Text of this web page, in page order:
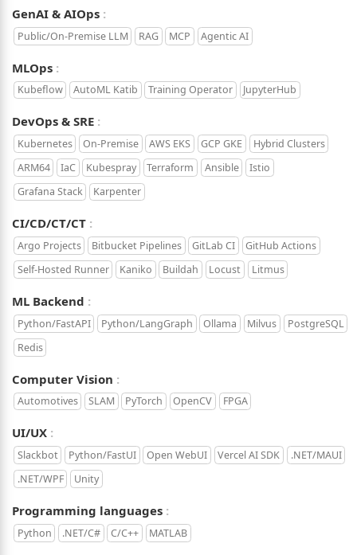
GenAI & AIOps
Public/On-Premise LLM RAG MCP Agentic AI
MLOps
Kubeflow AutoML Katib Training Operator JupyterHub
DevOps & SRE
Kubernetes On-Premise AWS EKS GCP GKE
Hybrid Clusters
ARM64
IaC Kubespray Terraform Ansible
Istio
Grafana Stack
Karpenter
CI/CD/CT/CT
Argo Projects Bitbucket Pipelines GitLab CI
GitHub Actions
Self-Hosted Runner
Kaniko Buildah Locust Litmus
ML Backend
Python/FastAPI Python/LangGraph Ollama Milvus
PostgreSQL
Redis
Computer Vision
Automotives SLAM PyTorch OpenCV FPGA
UI/UX
Slackbot Python/FastUI Open WebUI Vercel AI SDK
.NET/MAUI
.NET/WPF
Unity
Programming languages
Python .NET/C# C/C++ MATLAB